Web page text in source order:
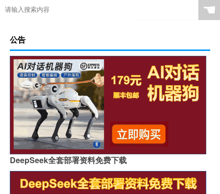
☚
公告
DeepSeek全套部署资料免费下载